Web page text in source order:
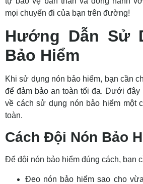
mọi chuyến đi của bạn trên đường!
Hướng Dẫn Sử
Bảo Hiểm
Khi sử dụng nón bảo hiểm, bạn cần
để đảm bảo an toàn tối đa. Dưới
về cách sử dụng nón bảo hiểm một
toàn.
Cách Đội Nón Bảo
Để đội nón bảo hiểm đúng cách, bạn
Đeo nón bảo hiểm sao cho